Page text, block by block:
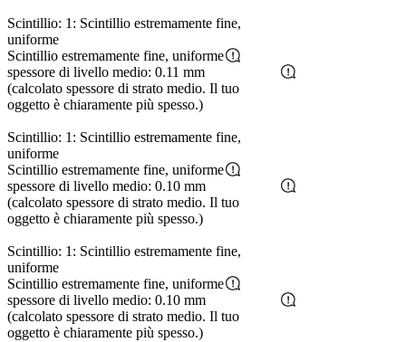
Scintillio: 1: Scintillio estremamente fine,
uniforme
Scintillio estremamente fine, uniforme
spessore di livello medio: 0.11 mm
(calcolato spessore di strato medio. Il tuo
oggetto è chiaramente più spesso.)
Scintillio: 1: Scintillio estremamente fine,
uniforme
Scintillio estremamente fine, uniforme
spessore di livello medio: 0.10 mm
(calcolato spessore di strato medio. Il tuo
oggetto è chiaramente più spesso.)
Scintillio: 1: Scintillio estremamente fine,
uniforme
Scintillio estremamente fine, uniforme
spessore di livello medio: 0.10 mm
(calcolato spessore di strato medio. Il tuo
oggetto è chiaramente più spesso.)